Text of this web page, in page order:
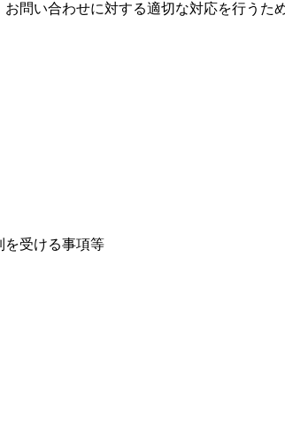
問い合わせに対する適切な対応を行うた
を受ける事項等